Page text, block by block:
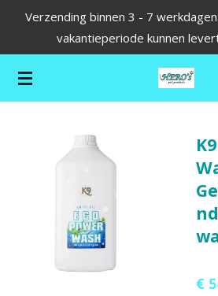
de
hoofdinhoud
Verzending binnen 3 - 7
vakantieperiode kunnen
€